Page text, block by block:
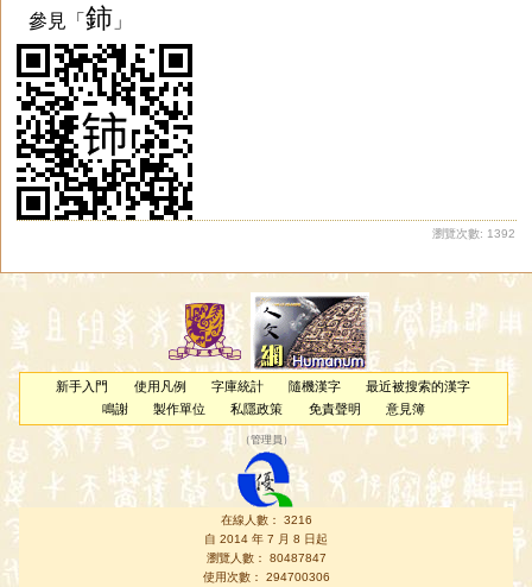
參見「鈰 」
瀏覽次數: 1392
新手入門 使用凡例 字庫統計 隨機漢字
最近被搜索的漢字
鳴謝
製作單位 私隱政策 免責聲明 意見簿
（管理員 ）
在線人數： 3216
自 2014 年 7 月 8 日起
瀏覽人數： 80487847
使用次數： 294700306